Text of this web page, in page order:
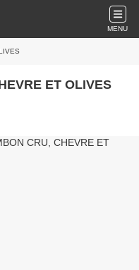
MENU
ET OLIVES